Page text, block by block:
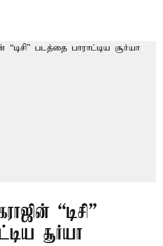
“டிசி”
சூர்யா